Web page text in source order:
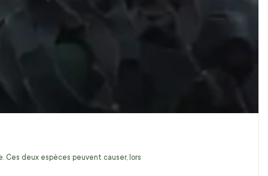
Ces deux espèces peuvent causer, lors